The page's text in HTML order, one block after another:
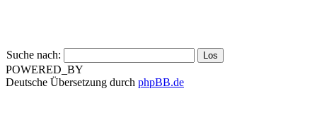
Suche nach:
POWERED_BY
Deutsche Übersetzung durch phpBB.de